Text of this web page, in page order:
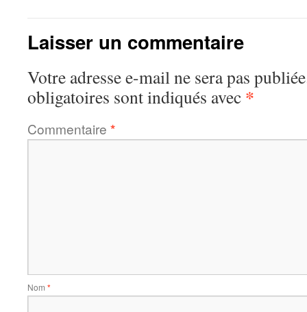
Laisser un commentaire
Votre adresse e-mail ne sera pas
obligatoires sont indiqués avec *
Commentaire *
Nom *